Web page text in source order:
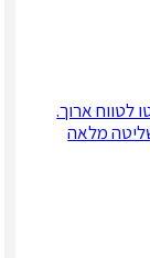
לטווח ארוך.
מלאה